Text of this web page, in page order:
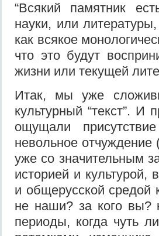
“Всякий памятник
науки, или
как всякое
что это будут
жизни или текущей
Итак, мы уже
культурный “текст”. И
ощущали
невольное
уже со значительным
историей и
и общерусской
не наши? за кого вы?
периоды, когда чуть